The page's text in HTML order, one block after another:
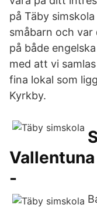
på Täby
småbarn och
på både
med att vi
fina lokal som
Kyrkby.
-